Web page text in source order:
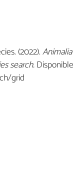
(2022).Animalia
search.Disponible
grid